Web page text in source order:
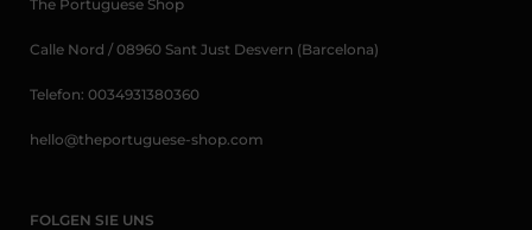
The Portuguese Shop
Calle Nord / 08960 Sant Just Desvern (Barcelona)
Telefon: 0034931380360
hello@theportuguese-shop.com
FOLGEN SIE UNS